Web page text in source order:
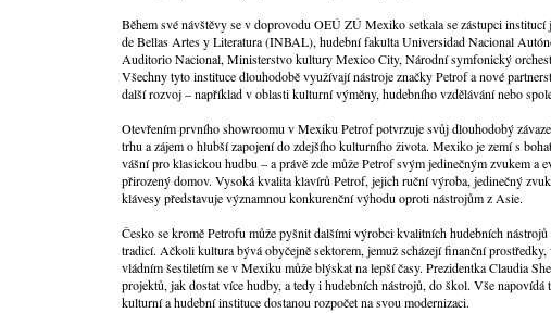
Během své návštěvy se v doprovodu OEÚ ZÚ Mexiko setkala se zástupci
de Bellas Artes y Literatura (INBAL), hudební fakulta Universidad Nacional
Auditorio Nacional, Ministerstvo kultury Mexico City, Národní symfonický
Všechny tyto instituce dlouhodobě využívají nástroje značky Petrof a nové
další rozvoj – například v oblasti kulturní výměny, hudebního vzdělávání nebo
Otevřením prvního showroomu v Mexiku Petrof potvrzuje svůj dlouhodobý
trhu a zájem o hlubší zapojení do zdejšího kulturního života. Mexiko je zemí s
vášní pro klasickou hudbu – a právě zde může Petrof svým jedinečným zvukem a
přirozený domov. Vysoká kvalita klavírů Petrof, jejich ruční výroba, jedinečný
klávesy představuje významnou konkurenční výhodu oproti nástrojům z Asie.
Česko se kromě Petrofu může pyšnit dalšími výrobci kvalitních hudebních
tradicí. Ačkoli kultura bývá obyčejně sektorem, jemuž scházejí finanční
vládním šestiletím se v Mexiku může blýskat na lepší časy. Prezidentka Claudia
projektů, jak dostat více hudby, a tedy i hudebních nástrojů, do škol. Vše napovídá
kulturní a hudební instituce dostanou rozpočet na svou modernizaci.